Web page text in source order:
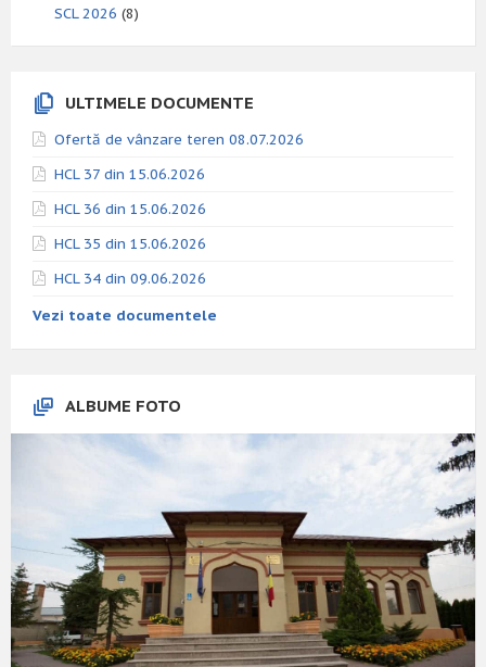
SCL 2026 (8)
ULTIMELE DOCUMENTE
Ofertă de vânzare teren 08.07.2026
HCL 37 din 15.06.2026
HCL 36 din 15.06.2026
HCL 35 din 15.06.2026
HCL 34 din 09.06.2026
Vezi toate documentele
ALBUME FOTO